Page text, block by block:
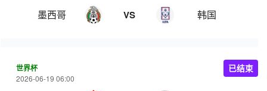
墨西哥 VS 韩国
世界杯
2026-06-19 06:00
已结束